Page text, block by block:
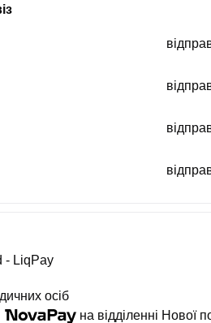
- LiqPay
осіб
на відділенні Нової